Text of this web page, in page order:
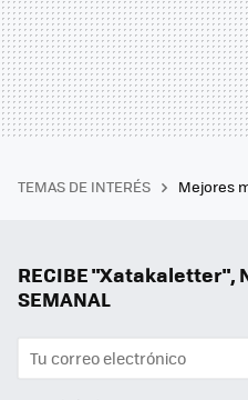
TEMAS DE INTERÉS Mejores
RECIBE "Xatakaletter",
SEMANAL